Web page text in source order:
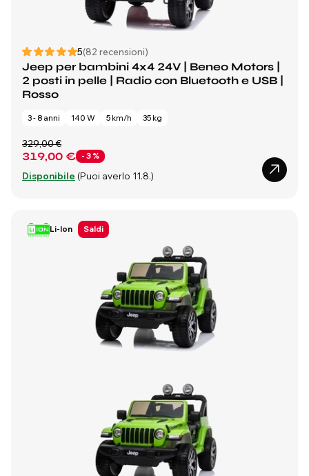
5(82 recensioni)
Jeep per bambini 4x4 24V | Beneo Motors |
2 posti in pelle | Radio con Bluetooth e USB |
Rosso
3 - 8 anni 140 W 5 km/h 35 kg
319,00 € - 3 %
329,00 €
Disponibile (Puoi averlo 11.8.)
Li-Ion Saldi